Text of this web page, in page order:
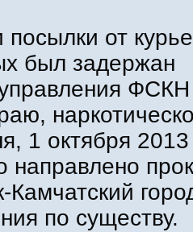
от
был задержан
1 октября 2013
направлено
Камчатский
по существу.